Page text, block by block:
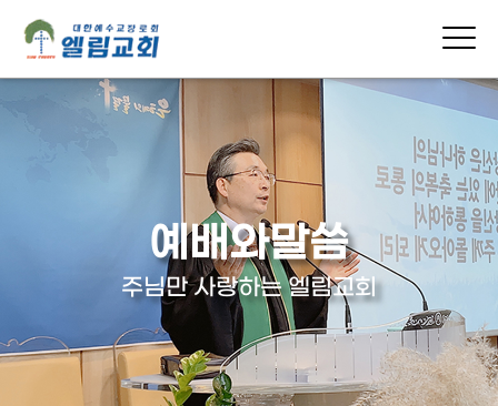
예배와말씀
주님만 사랑하는 엘림교회